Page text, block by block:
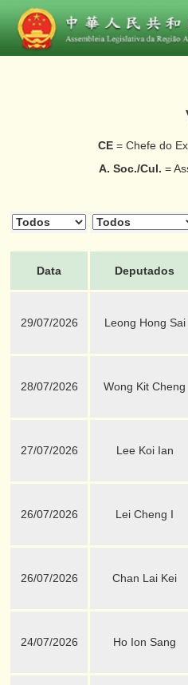
CE= Chefe do
A. Soc./Cul. =
Data Deputados
29/07/2026 Leong Hong Sai
28/07/2026 Wong Kit Cheng
27/07/2026 Lee Koi Ian
26/07/2026 Lei Cheng I
26/07/2026 Chan Lai Kei
24/07/2026 Ho Ion Sang